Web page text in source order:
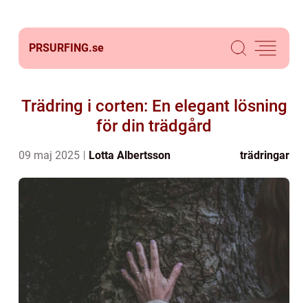
PRSURFING.se
Trädring i corten: En elegant lösning
för din trädgård
09 maj 2025 Lotta Albertsson trädringar